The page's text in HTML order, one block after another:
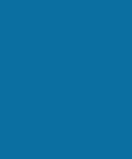
—
самый очевидный способ
помещение. Они не
мощную визуальную
озеленение помещений,
кадках — все эти приемы
материалов,
поверхности, камень,
текстуры в дизайне
разнообразие,
Органические формы и
природных процессов в
асимметрию и
геометрии традиционных